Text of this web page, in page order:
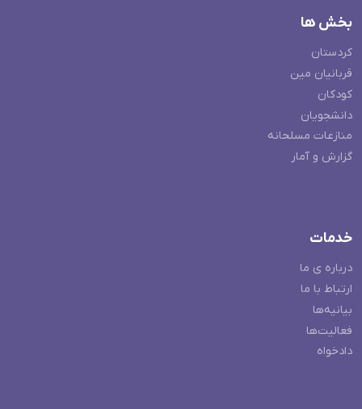
بخش ها
کردستان
قربانیان مین
کودکان
دانشجویان
منازعات مسلحانه
گزارش و آمار
خدمات
درباره ی ما
ارتباط با ما
بیانیه‌ها
فعالیت‌ها
دادخواه